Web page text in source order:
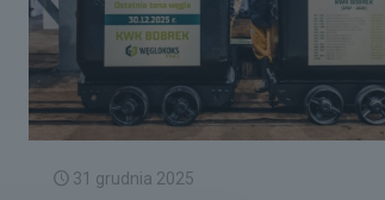
31 grudnia 2025